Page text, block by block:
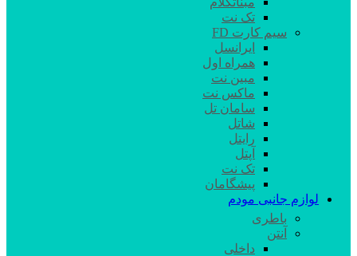
تک نت
سیم کارت FD
ایرانسل
همراه اول
مبین نت
ماکس نت
سامان تل
شاتل
رایتل
آپتل
تک نت
پیشگامان
لوازم جانبی مودم
باطری
آنتن
داخلی